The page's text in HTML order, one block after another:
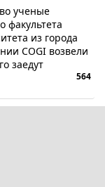
ученые
факультета
из города
COGI возвели
заедут
564